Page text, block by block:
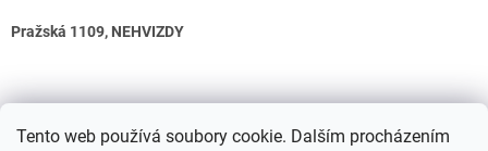
Tento web používá soubory cookie. Dalším procházením
Pražská 1109, NEHVIZDY